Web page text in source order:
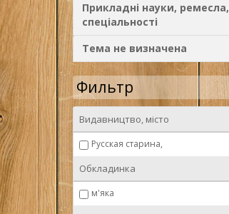
Прикладні науки, ремесла,
спеціальності
Тема не визначена
Фильтр
Видавництво, місто
Русская старина,
Обкладинка
м'яка